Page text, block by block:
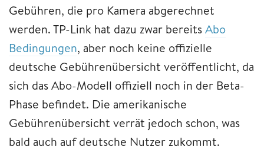
Gebühren, die pro Kamera abgerechnet
werden. TP-Link hat dazu zwar bereitsAbo
Bedingungen, aber noch keine offizielle
deutsche Gebührenübersicht veröffentlicht, da
sich das Abo-Modell offiziell noch in der Beta-
Phase befindet. Die amerikanische
Gebührenübersicht verrät jedoch schon, was
bald auch auf deutsche Nutzer zukommt.